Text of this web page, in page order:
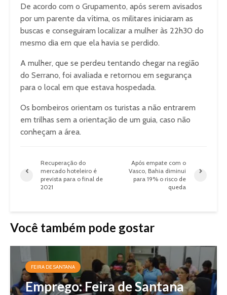
De acordo com o Grupamento, após serem avisados
por um parente da vítima, os militares iniciaram as
buscas e conseguiram localizar a mulher às 22h30 do
mesmo dia em que ela havia se perdido.
A mulher, que se perdeu tentando chegar na região
do Serrano, foi avaliada e retornou em segurança
para o local em que estava hospedada.
Os bombeiros orientam os turistas a não entrarem
em trilhas sem a orientação de um guia, caso não
conheçam a área.
Recuperação do
mercado hoteleiro é
prevista para o final de
2021
Após empate com o
Vasco, Bahia diminui
para 19% o risco de
queda
Você também pode gostar
FEIRA DE SANTANA
Emprego: Feira de Santana